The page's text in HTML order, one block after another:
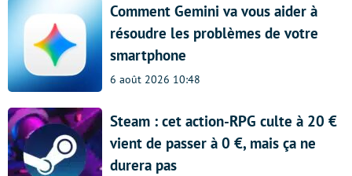
Comment Gemini va vous aider à
résoudre les problèmes de votre
smartphone
6 août 2026 10:48
Steam : cet action-RPG culte à 20 €
vient de passer à 0 €, mais ça ne
durera pas